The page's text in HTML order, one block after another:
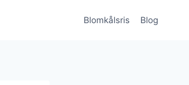
Blomkålsris Blog